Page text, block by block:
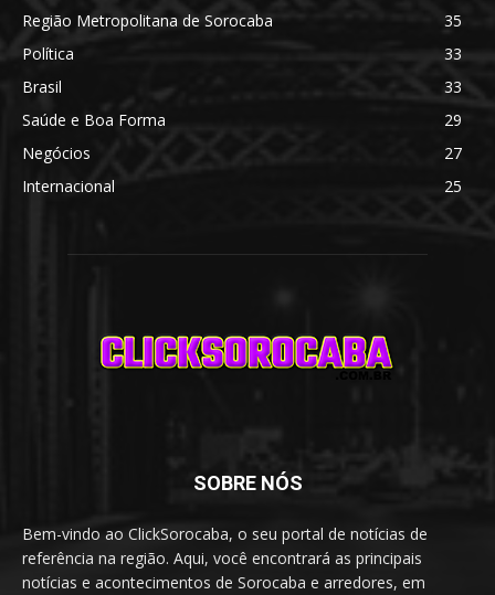
Região Metropolitana de Sorocaba
35
Política
33
Brasil
33
Saúde e Boa Forma
29
Negócios
27
Internacional
25
SOBRE NÓS
Bem-vindo ao ClickSorocaba, o seu portal de notícias de
referência na região. Aqui, você encontrará as principais
notícias e acontecimentos de Sorocaba e arredores, em